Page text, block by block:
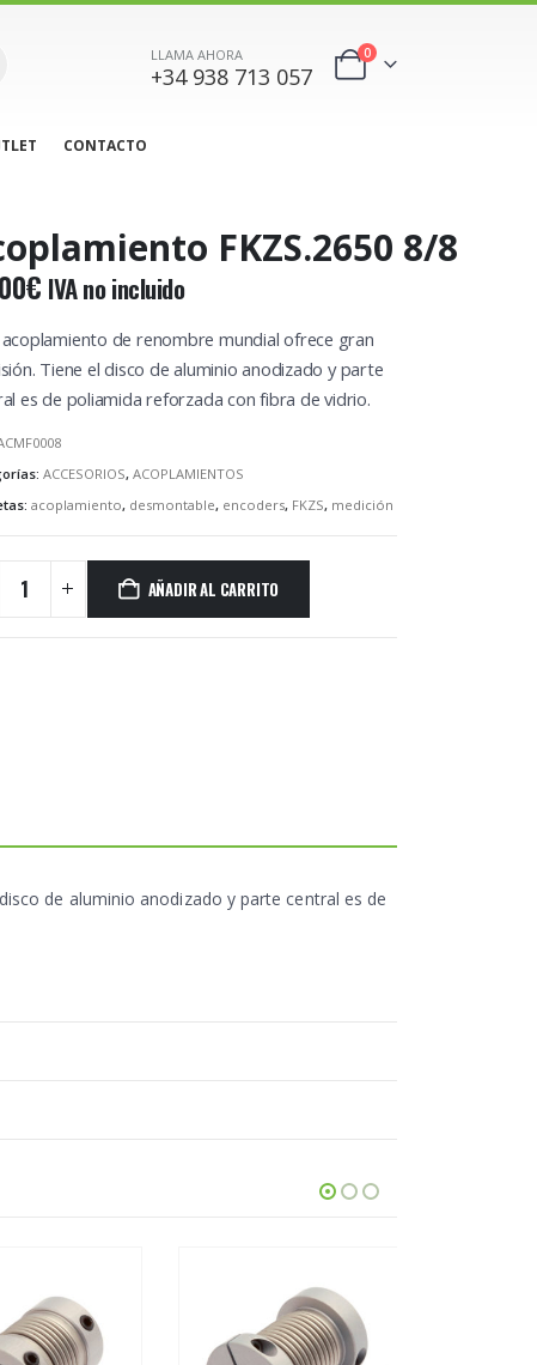
LLAMA AHORA
+34 938 713 057
0
CONTACTO
FKZS.2650 8/8
€ IVA no incluido
de renombre mundial ofrece gran
Tiene el disco de aluminio anodizado y parte
es de poliamida reforzada con fibra de vidrio.
ACCESORIOS, ACOPLAMIENTOS
acoplamiento, desmontable, encoders, FKZS, medición
AÑADIR AL CARRITO
de aluminio anodizado y parte central es de